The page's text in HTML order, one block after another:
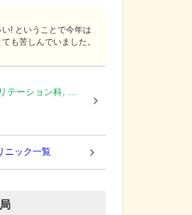
! ということで今年は
も苦しんでいました。
テーション科, ...
ニック一覧